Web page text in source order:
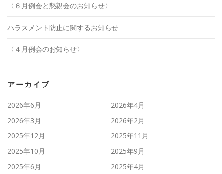
〈６月例会と懇親会のお知らせ〉
ハラスメント防止に関するお知らせ
〈４月例会のお知らせ〉
アーカイブ
2026年6月
2026年4月
2026年3月
2026年2月
2025年12月
2025年11月
2025年10月
2025年9月
2025年6月
2025年4月